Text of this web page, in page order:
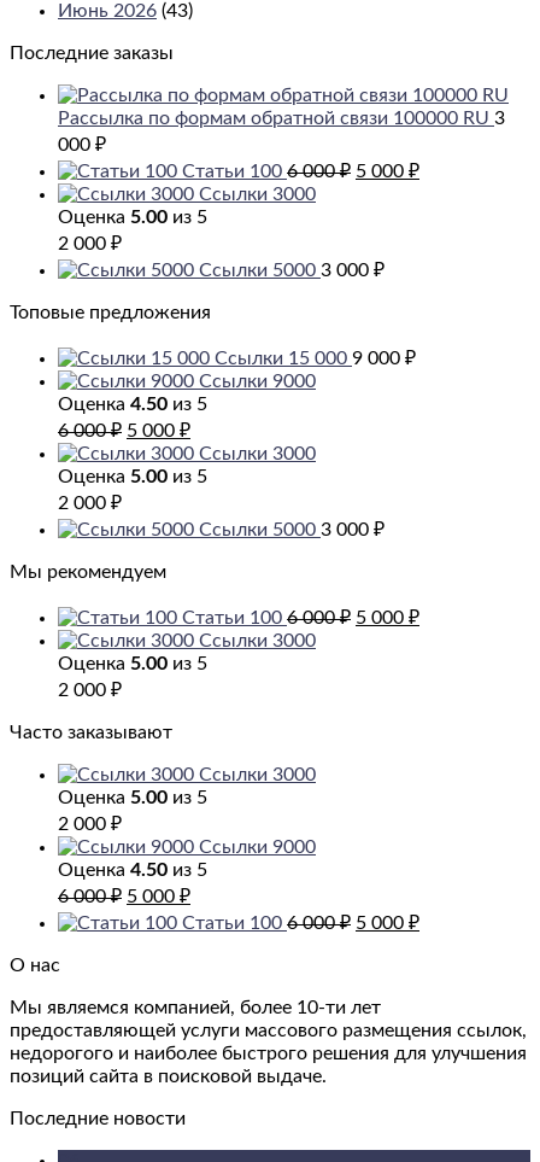
Июнь 2026 (43)
Последние заказы
Рассылка по формам обратной связи 100000 RU 3
000 ₽
Статьи 100 6 000₽ Первоначальная
000 ₽.
5 000 ₽Текущая
Ссылки 3000
Оценка 5.00 из 5
2 000 ₽
Ссылки 5000 3 000 ₽
Топовые предложения
Ссылки 15 000 9 000 ₽
Ссылки 9000
Оценка 4.50 из 5
6 000₽ Первоначальная
цена
составляла
000 ₽.
5 000 ₽Текущая
цена:
5
Ссылки 3000
Оценка 5.00 из 5
2 000 ₽
Ссылки 5000 3 000 ₽
Мы рекомендуем
Статьи 100 6 000₽ Первоначальная
5 000 ₽Текущая
Ссылки 3000
Оценка 5.00 из 5
2 000 ₽
Часто заказывают
Ссылки 3000
Оценка 5.00 из 5
2 000 ₽
Ссылки 9000
Оценка 4.50 из 5
6 000₽ Первоначальная
цена
составляла
5 000 ₽Текущая
цена:
5
Статьи 100 6 000₽ Первоначальная
000 ₽.
5 000 ₽Текущая
О нас
Мы являемся компанией, более 10-ти лет
предоставляющей услуги массового размещения ссылок,
недорогого и наиболее быстрого решения для улучшения
позиций сайта в поисковой выдаче.
Последние новости